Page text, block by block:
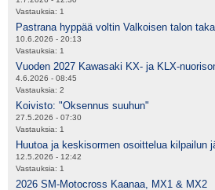
Vastauksia: 1
Pastrana hyppää voltin Valkoisen talon
10.6.2026 - 20:13
Vastauksia: 1
Vuoden 2027 Kawasaki KX- ja KLX-
4.6.2026 - 08:45
Vastauksia: 2
Koivisto: "Oksennus suuhun"
27.5.2026 - 07:30
Vastauksia: 1
Huutoa ja keskisormen osoittelua kilpailun
12.5.2026 - 12:42
Vastauksia: 1
2026 SM-Motocross Kaanaa, MX1 & MX2